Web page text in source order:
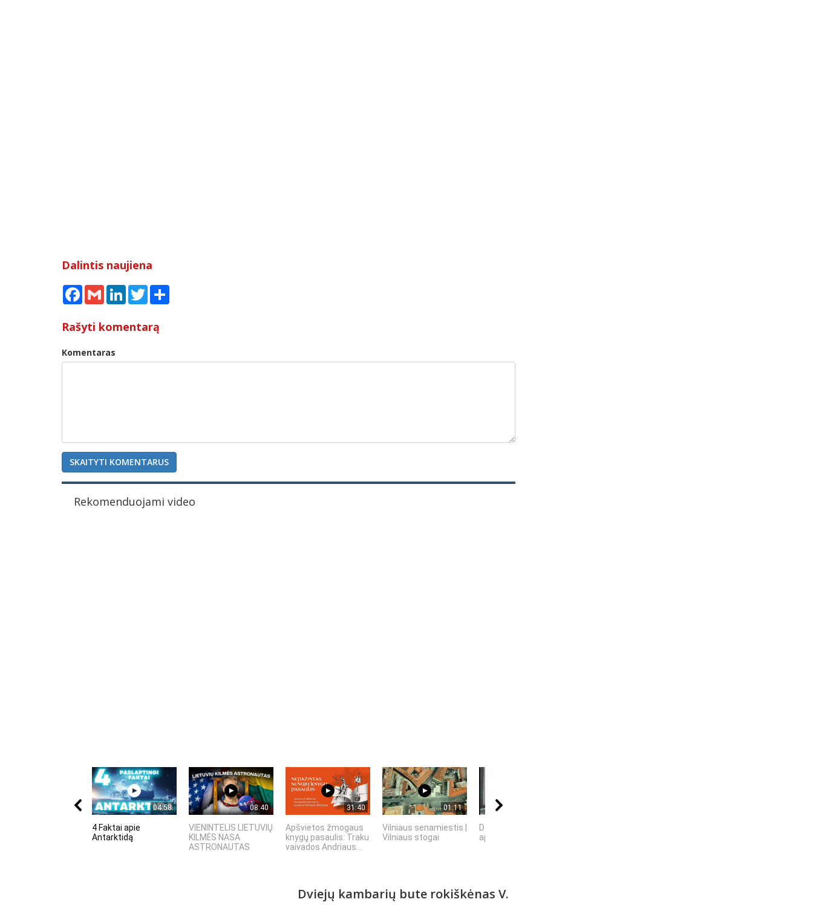
Dalintis naujiena
FacebookGmail LinkedInTwitter
Rašyti komentarą
Komentaras
SKAITYTI KOMENTARUS
Rekomenduojami video
04:58
4 Faktai apie
Antarktidą
08:40
VIENINTELIS LIETUVIŲ
KILMĖS NASA
ASTRONAUTAS
31:40
Apšvietos žmogaus
knygų pasaulis: Traku
vaivados Andriaus...
01:11
Vilniaus senamiestis |
Vilniaus stogai
Dokumentinis filmas
apie Šiaulių inžinierius
Dviejų kambarių bute rokiškėnas V.